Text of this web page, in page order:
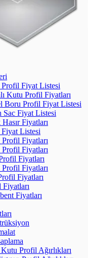
Fiyat Listesi
Kutu Profil Fiyatları
Boru Profil Fiyat Listesi
Sac Fiyat Listesi
Fiyatları
Listesi
Fiyatları
Fiyatları
Fiyatları
Fiyatları
Fiyatları
Fiyatları
Profil Ağırlıkları